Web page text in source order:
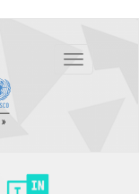
Toggle